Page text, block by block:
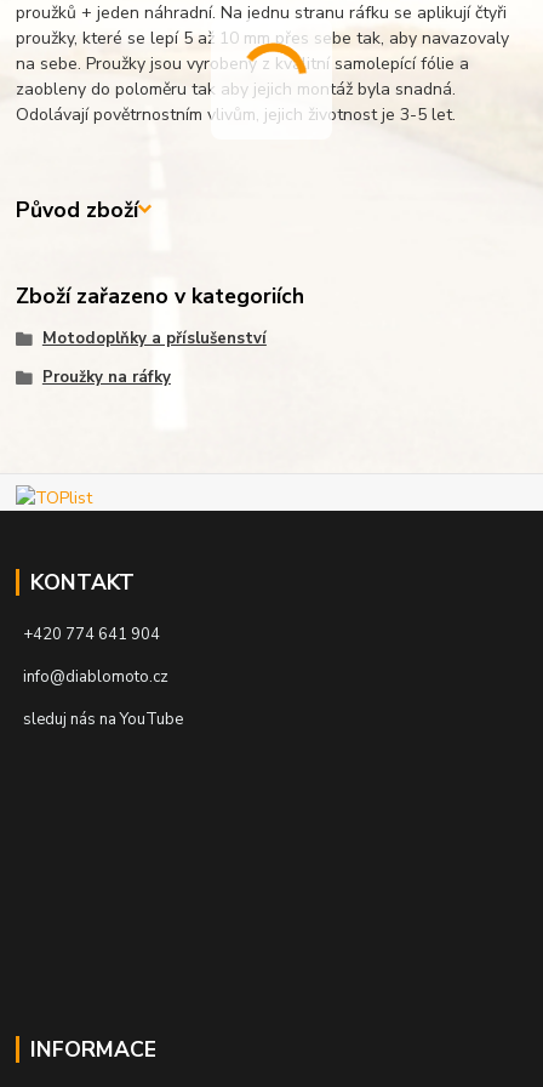
proužků + jeden náhradní. Na jednu stranu ráfku se aplikují čtyři
proužky, které se lepí 5 až 10 mm přes sebe tak, aby navazovaly
na sebe. Proužky jsou vyrobeny z kvalitní samolepící fólie a
zaobleny do poloměru tak aby jejich montáž byla snadná.
Odolávají povětrnostním vlivům, jejich životnost je 3-5 let.
Původ zboží
Zboží zařazeno v kategoriích
Motodoplňky a příslušenství
Proužky na ráfky
KONTAKT
+420 774 641 904
info@diablomoto.cz
sleduj nás na YouTube
INFORMACE